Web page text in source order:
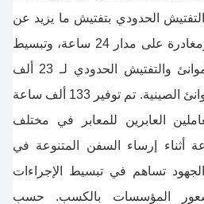
الحدودي بتفتيش ما يزيد عن
9000 سفينة دولية وافدة ومغادرة على مدار 24 ساعة، وتبسيط
إجراءات ترخيص دخول الموانئ والتفتيش الحدودي لـ 23 ألف
سفينة أجنبية راسية في الموانئ الصينية. تم توفير 133 ألف ساعة
العابرين للمعابر في مختلف
و68 ألف ساعة أثناء إرساء السفن المتنوعة في
تساهم في تبسيط الإجراءات
شعور المؤسسات بالكسب. حسب